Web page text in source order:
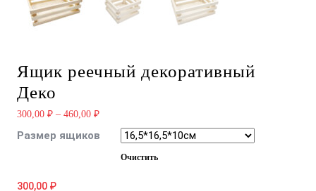
Ящик реечный декоративный
Деко
300,00 ₽ – 460,00 ₽
Размер ящиков
Очистить
300,00 ₽